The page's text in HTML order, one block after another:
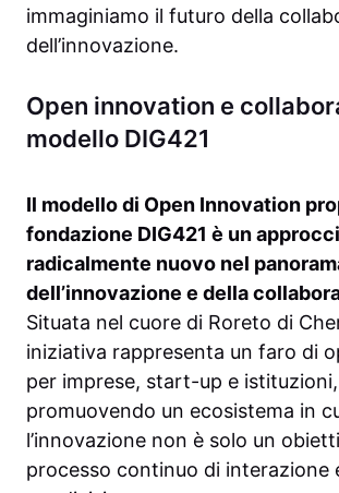
immaginiamo il futuro della
dell’innovazione.
Open innovation e
modello DIG421
Il modello di Open Innovation
fondazione DIG421 è un
radicalmente nuovo nel
dell’innovazione e della
Situata nel cuore di Roreto di
iniziativa rappresenta un faro di
per imprese, start-up e istituzioni,
promuovendo un ecosistema in
l’innovazione non è solo un
processo continuo di interazione